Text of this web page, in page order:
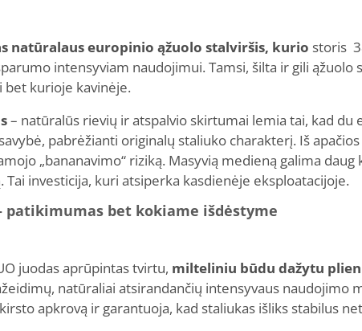
natūralaus europinio ąžuolo stalviršis, kurio storis
intensyviam naudojimui. Tamsi, šilta ir gili ąžuolo
kurioje kavinėje.
– natūralūs rievių ir atspalvio skirtumai lemia tai, kad
pabrėžianti originalų staliuko charakterį. Iš
„bananavimo“ riziką. Masyvią medieną galima
investicija, kuri atsiperka kasdienėje eksploatacijoje.
bet kokiame išdėstyme
juodas aprūpintas tvirtu, milteliniu būdu dažytu
natūraliai atsirandančių intensyvaus naudojimo
apkrovą ir garantuoja, kad staliukas išliks stabilus